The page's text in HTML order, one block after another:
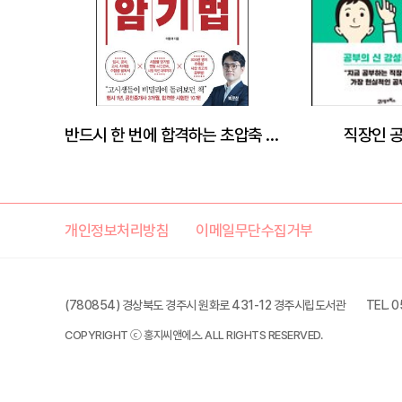
반드시 한 번에 합격하는 초압축 암기법 직장인
개인정보처리방침 이메일무단수집거부
(780854) 경상북도 경주시 원화로 431-12 경주시립도서관 TEL.
COPYRIGHT ⓒ 홍지씨앤에스. ALL RIGHTS RESERVED.